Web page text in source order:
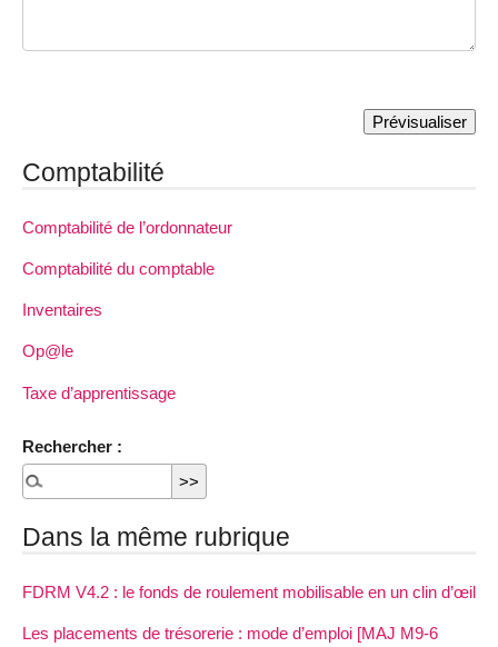
Comptabilité
Comptabilité de l’ordonnateur
Comptabilité du comptable
Inventaires
Op@le
Taxe d’apprentissage
Rechercher :
Dans la même rubrique
FDRM V4.2 : le fonds de roulement mobilisable en un clin d’œil
Les placements de trésorerie : mode d’emploi [MAJ M9-6